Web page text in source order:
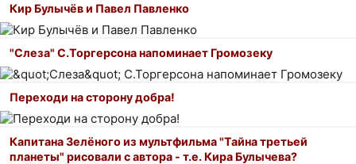
Кир Булычёв и Павел Павленко
"Слеза" С.Торгерсона напоминает Громозеку
Переходи на сторону добра!
Капитана Зелёного из мультфильма "Тайна третьей
планеты" рисовали с автора - т.е. Кира Булычева?